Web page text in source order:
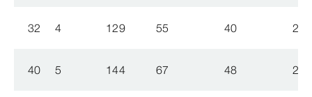
32 4 129 55 40
40 5 144 67 48